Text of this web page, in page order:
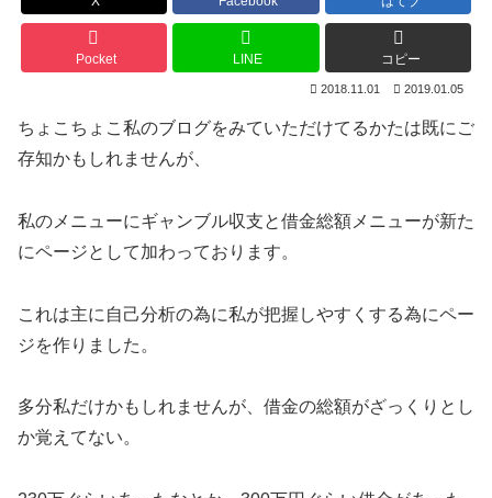
Pocket LINE コピー
2018.11.01 2019.01.05
ちょこちょこ私のブログをみていただけてるかたは既にご
存知かもしれませんが、
私のメニューにギャンブル収支と借金総額メニューが新た
にページとして加わっております。
これは主に自己分析の為に私が把握しやすくする為にペー
ジを作りました。
多分私だけかもしれませんが、借金の総額がざっくりとし
か覚えてない。